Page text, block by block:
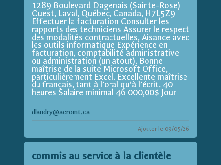
1289 Boulevard Dagenais (Sainte-Rose)
Ouest, Laval, Québec, Canada, H7L5Z9
Effectuer la facturation Consulter les
rapports des techniciens Assurer le respect
des modalités contractuelles, Aisance avec
les outils informatique Expérience en
facturation, comptabilité administrative
ou administration (un atout). Bonne
maîtrise de la suite Microsoft Office,
particulièrement Excel. Excellente maîtrise
du français, tant à l’oral qu’à l’écrit. 40
heures Salaire minimal 46 000,00$ Jour
dlandry@aeromt.ca
Ajouter le 09/05/26
commis au service à la clientèle